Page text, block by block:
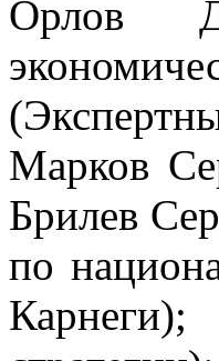
Орлов
Марков
Брилев
по